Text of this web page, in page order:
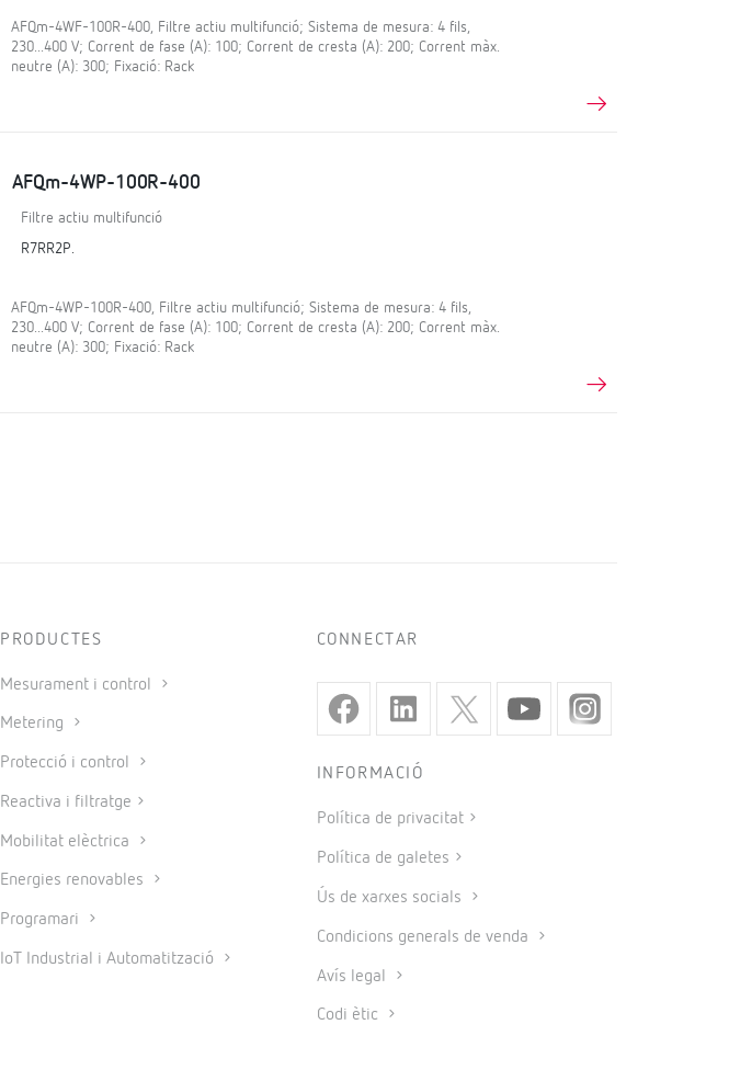
AFQm-4WF-100R-400, Filtre actiu multifunció; Sistema de mesura: 4 fils,
230...400 V; Corrent de fase (A): 100; Corrent de cresta (A): 200; Corrent màx.
neutre (A): 300; Fixació: Rack
AFQm-4WP-100R-400
Filtre actiu multifunció
R7RR2P.
AFQm-4WP-100R-400, Filtre actiu multifunció; Sistema de mesura: 4 fils,
230...400 V; Corrent de fase (A): 100; Corrent de cresta (A): 200; Corrent màx.
neutre (A): 300; Fixació: Rack
PRODUCTES
Mesurament i control
Metering
Protecció i control
Reactiva i filtratge
Mobilitat elèctrica
Energies renovables
Programari
IoT Industrial i Automatització
CONNECTAR
INFORMACIÓ
Política de privacitat
Política de galetes
Ús de xarxes socials
Condicions generals de venda
Avís legal
Codi ètic